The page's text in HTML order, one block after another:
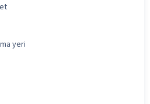
yeri